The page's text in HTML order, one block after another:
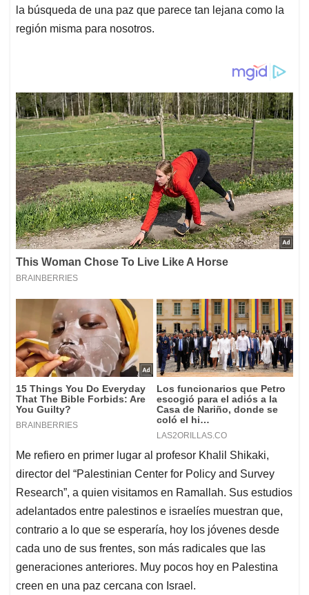
la búsqueda de una paz que parece tan lejana como la
región misma para nosotros.
Me refiero en primer lugar al profesor Khalil Shikaki,
director del “Palestinian Center for Policy and Survey
Research”, a quien visitamos en Ramallah. Sus estudios
adelantados entre palestinos e israelíes muestran que,
contrario a lo que se esperaría, hoy los jóvenes desde
cada uno de sus frentes, son más radicales que las
generaciones anteriores. Muy pocos hoy en Palestina
creen en una paz cercana con Israel.